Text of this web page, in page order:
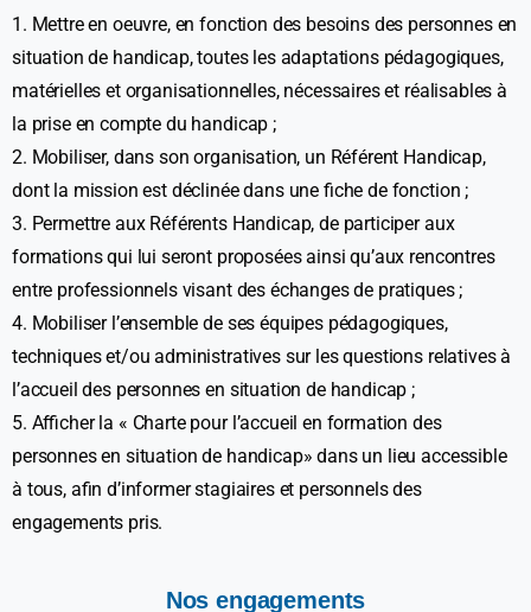
1. Mettre en oeuvre, en fonction des besoins des personnes en
situation de handicap, toutes les adaptations pédagogiques,
matérielles et organisationnelles, nécessaires et réalisables à
la prise en compte du handicap ;
2. Mobiliser, dans son organisation, un Référent Handicap,
dont la mission est déclinée dans une fiche de fonction ;
3. Permettre aux Référents Handicap, de participer aux
formations qui lui seront proposées ainsi qu’aux rencontres
entre professionnels visant des échanges de pratiques ;
4. Mobiliser l’ensemble de ses équipes pédagogiques,
techniques et/ou administratives sur les questions relatives à
l’accueil des personnes en situation de handicap ;
5. Afficher la « Charte pour l’accueil en formation des
personnes en situation de handicap» dans un lieu accessible
à tous, afin d’informer stagiaires et personnels des
engagements pris.
Nos engagements